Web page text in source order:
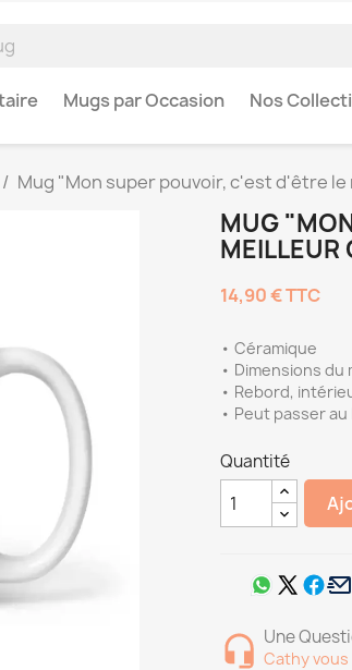
Mugs par Occasion Nos
Mug "Mon super pouvoir, c'est d'être
MUG
MEILLEUR
14,90 €TTC
• Céramique
• Dimensions du
• Rebord,
• Peut passer
Quantité
Une
Cathy